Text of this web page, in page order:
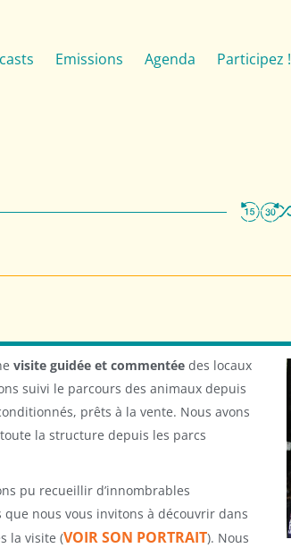
Emissions Agenda Participez !
visite guidée et commentée des locaux
suivi le parcours des animaux depuis
prêts à la vente. Nous avons
la structure depuis les parcs
pu recueillir d’innombrables
nous vous invitons à découvrir dans
la visite (VOIR SON PORTRAIT). Nous